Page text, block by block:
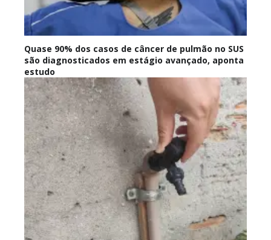
Quase 90% dos casos de câncer de pulmão no SUS
são diagnosticados em estágio avançado, aponta
estudo